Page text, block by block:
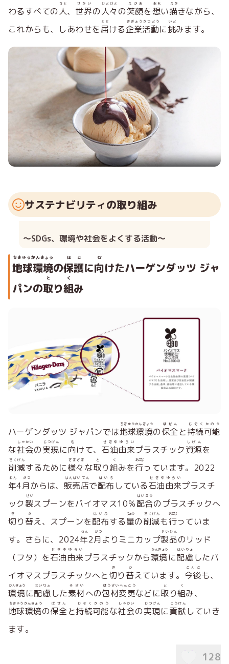
わるすべての人
ひと
、 世界
せかい
の人々
ひとびと
の笑顔
えがお
を想
おも
い描
えが
きながら、
これからも、しあわせを届
とど
ける企業活動
きぎょうかつどう
に挑
いど
みます。
サステナビリティの取り組み
〜SDGs、環境や社会をよくする活動〜
地球環境
ちきゅうかんきょう
の保護
ほご
に向
む
けたハーゲンダッツ ジャ
パンの取
と
り組
く
み
ハーゲンダッツ ジャパンでは地球環境
ちきゅうかんきょう
の保全
ほぜん
と持続可能
じぞくかのう
な社会
しゃかい
の実現
じつげん
に向
む
けて、 石油由来
せきゆゆらい
プラスチック資源
しげん
を
削減
さくげん
するために様々
さまざま
な取
と
り組
く
みを行
おこな
っています。2022
年
ねん
4月
がつ
からは、 販売店
はんばいてん
で配布
はいふ
している石油由来
せきゆゆらい
プラスチ
ック製
せい
スプーンをバイオマス10％配合
はいごう
のプラスチックへ
切
き
り替
か
え、スプーンを配布
はいふ
する量
りょう
の削減
さくげん
も行
おこな
っていま
す。さらに、2024年
ねん
2月
がつ
よりミニカップ製品
せいひん
のリッド
（フタ）を石油由来
せきゆゆらい
プラスチックから環境
かんきょう
に配慮
はいりょ
したバ
イオマスプラスチックへと切
き
り替
か
えています。 今後
こんご
も、
環境
かんきょう
に配慮
はいりょ
した素材
そざい
への包材変更
ほうざいへんこう
などに取
と
り組
く
み、
地球環境
ちきゅうかんきょう
の保全
ほぜん
と持続可能
じぞくかのう
な社会
しゃかい
の実現
じつげん
に貢献
こうけん
していき
ます。
128